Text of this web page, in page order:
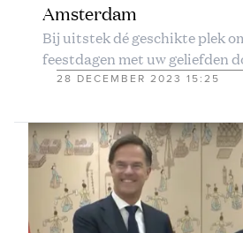
Amsterdam
Bij uitstek dé geschikte plek
feestdagen met uw geliefden
28 DECEMBER 2023 15:25